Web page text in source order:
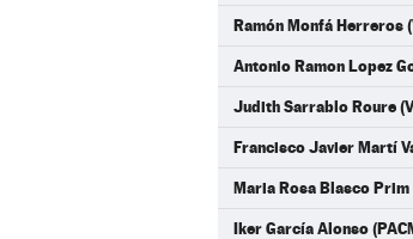
Ramón Monfá Herreros
Antonio Ramon Lopez
Judith Sarrablo Roure
Francisco Javier Martí
Maria Rosa Blasco Prim
Iker García Alonso